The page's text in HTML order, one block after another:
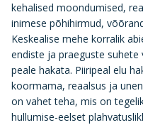
kehalised moondumised,
inimese põhihirmud,
Keskealise mehe korralik
endiste ja praeguste
peale hakata. Piiripeal elu
koormama, reaalsus ja
on vahet teha, mis on
hullumise-eelset